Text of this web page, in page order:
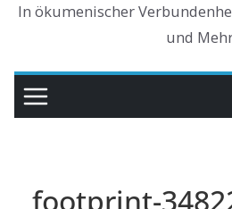
In ökumenischer
und
footprint-